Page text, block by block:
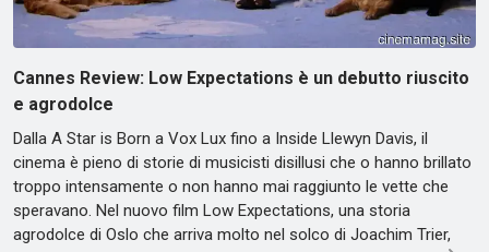
Cannes Review: Low Expectations è un debutto riuscito
e agrodolce
Dalla A Star is Born a Vox Lux fino a Inside Llewyn Davis, il
cinema è pieno di storie di musicisti disillusi che o hanno brillato
troppo intensamente o non hanno mai raggiunto le vette che
speravano. Nel nuovo film Low Expectations, una storia
agrodolce di Oslo che arriva molto nel solco di Joachim Trier,